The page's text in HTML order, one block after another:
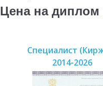
Цена на
Специалист
2014-2026